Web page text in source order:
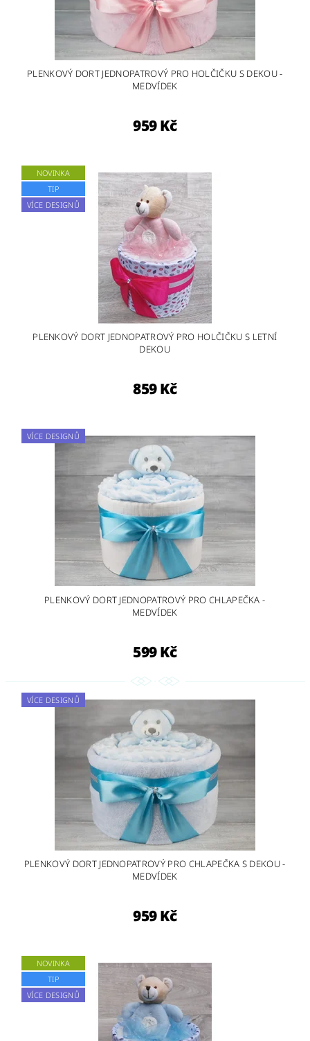
PLENKOVÝ DORT JEDNOPATROVÝ PRO HOLČIČKU S DEKOU -
MEDVÍDEK
959 Kč
NOVINKA
TIP
VÍCE DESIGNŮ
PLENKOVÝ DORT JEDNOPATROVÝ PRO HOLČIČKU S LETNÍ
DEKOU
859 Kč
VÍCE DESIGNŮ
PLENKOVÝ DORT JEDNOPATROVÝ PRO CHLAPEČKA -
MEDVÍDEK
599 Kč
VÍCE DESIGNŮ
PLENKOVÝ DORT JEDNOPATROVÝ PRO CHLAPEČKA S DEKOU -
MEDVÍDEK
959 Kč
NOVINKA
TIP
VÍCE DESIGNŮ